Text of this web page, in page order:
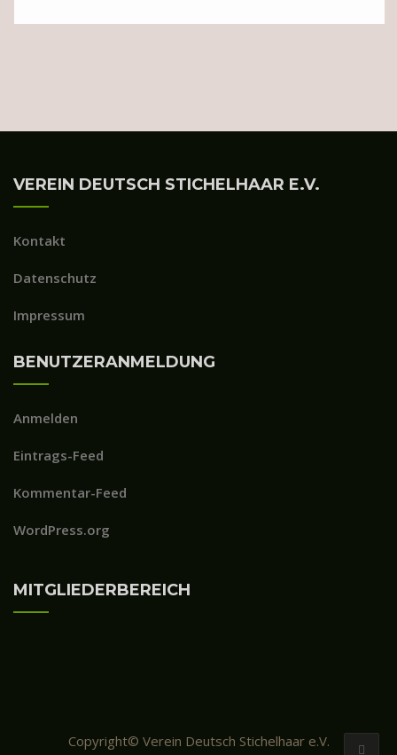
VEREIN DEUTSCH STICHELHAAR E.V.
Kontakt
Datenschutz
Impressum
BENUTZERANMELDUNG
Anmelden
Eintrags-Feed
Kommentar-Feed
WordPress.org
MITGLIEDERBEREICH
Copyright© Verein Deutsch Stichelhaar e.V.